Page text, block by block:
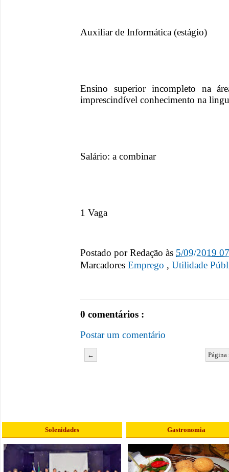
Auxiliar de Informática (estágio)
Ensino superior incompleto na
imprescindível conhecimento na
Salário: a combinar
1 Vaga
Postado porRedação às 5/09/2019
Marcadores Emprego , Utilidade
0 comentários :
Postar um comentário
←
Solenidades Gastronomia